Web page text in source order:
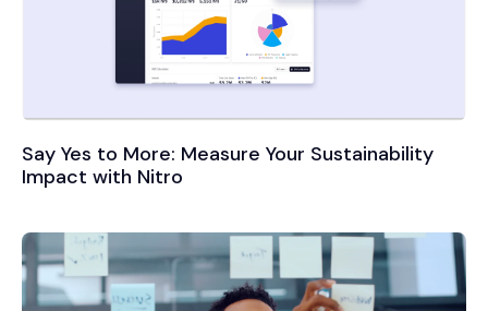
Say Yes to More: Measure Your Sustainability
Impact with Nitro